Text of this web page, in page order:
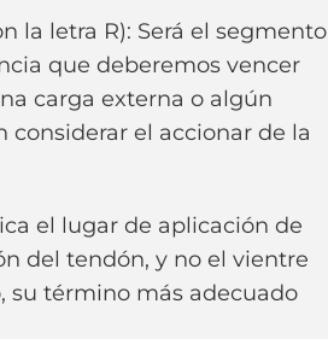
la letra R): Será el segmento
que deberemos vencer
carga externa o algún
el accionar de la
el lugar de aplicación de
del tendón, y no el vientre
su término más adecuado